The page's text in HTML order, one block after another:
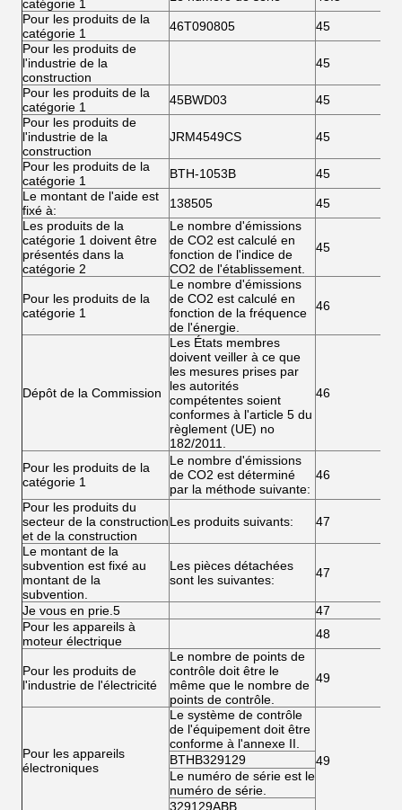
catégorie 1
Pour les produits de la
catégorie 1
46T090805
45
Pour les produits de
l'industrie de la
construction
45
Pour les produits de la
catégorie 1
45BWD03
45
Pour les produits de
l'industrie de la
construction
JRM4549CS 45
Pour les produits de la
catégorie 1
BTH-1053B
45
Le montant de l'aide est
fixé à:
138505
45
Les produits de la
catégorie 1 doivent être
présentés dans la
catégorie 2
Le nombre d'émissions
de CO2 est calculé en
fonction de l'indice de
CO2 de l'établissement.
45
Pour les produits de la
catégorie 1
Le nombre d'émissions
de CO2 est calculé en
fonction de la fréquence
de l'énergie.
46
Dépôt de la Commission
Les États membres
doivent veiller à ce que
les mesures prises par
les autorités
compétentes soient
conformes à l'article 5 du
règlement (UE) no
182/2011.
46
Pour les produits de la
catégorie 1
Le nombre d'émissions
de CO2 est déterminé
par la méthode suivante:
46
Pour les produits du
secteur de la construction
et de la construction
Les produits suivants: 47
Le montant de la
subvention est fixé au
montant de la
subvention.
Les pièces détachées
sont les suivantes:
47
Je vous en prie.5
47
Pour les appareils à
moteur électrique
48
Pour les produits de
l'industrie de l'électricité
Le nombre de points de
contrôle doit être le
même que le nombre de
points de contrôle.
49
Pour les appareils
électroniques
Le système de contrôle
de l'équipement doit être
conforme à l'annexe II.
49
BTHB329129
Le numéro de série est le
numéro de série.
329129ABB